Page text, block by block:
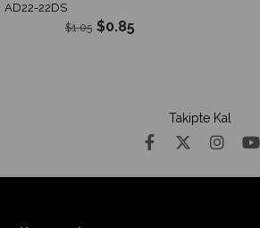
AD22-22DS
$0.85
$1.05
Takipte Kal